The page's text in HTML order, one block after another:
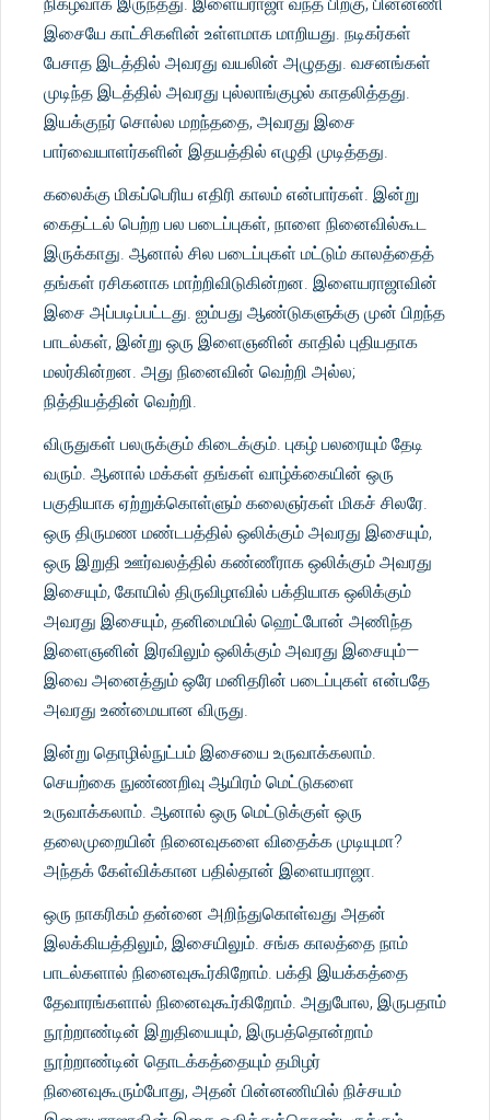
இசையே காட்சிகளின் உள்ளமாக மாறியது. நடிகர்கள்
பேசாத இடத்தில் அவரது வயலின் அழுதது. வசனங்கள்
முடிந்த இடத்தில் அவரது புல்லாங்குழல் காதலித்தது.
இயக்குநர் சொல்ல மறந்ததை, அவரது இசை
பார்வையாளர்களின் இதயத்தில் எழுதி முடித்தது.
கலைக்கு மிகப்பெரிய எதிரி காலம் என்பார்கள். இன்று
கைதட்டல் பெற்ற பல படைப்புகள், நாளை நினைவில்கூட
இருக்காது. ஆனால் சில படைப்புகள் மட்டும் காலத்தைத்
தங்கள் ரசிகனாக மாற்றிவிடுகின்றன. இளையராஜாவின்
இசை அப்படிப்பட்டது. ஐம்பது ஆண்டுகளுக்கு முன் பிறந்த
பாடல்கள், இன்று ஒரு இளைஞனின் காதில் புதியதாக
மலர்கின்றன. அது நினைவின் வெற்றி அல்ல;
நித்தியத்தின் வெற்றி.
விருதுகள் பலருக்கும் கிடைக்கும். புகழ் பலரையும் தேடி
வரும். ஆனால் மக்கள் தங்கள் வாழ்க்கையின் ஒரு
பகுதியாக ஏற்றுக்கொள்ளும் கலைஞர்கள் மிகச் சிலரே.
ஒரு திருமண மண்டபத்தில் ஒலிக்கும் அவரது இசையும்,
ஒரு இறுதி ஊர்வலத்தில் கண்ணீராக ஒலிக்கும் அவரது
இசையும், கோயில் திருவிழாவில் பக்தியாக ஒலிக்கும்
அவரது இசையும், தனிமையில் ஹெட்போன் அணிந்த
இளைஞனின் இரவிலும் ஒலிக்கும் அவரது இசையும்—
இவை அனைத்தும் ஒரே மனிதரின் படைப்புகள் என்பதே
அவரது உண்மையான விருது.
இன்று தொழில்நுட்பம் இசையை உருவாக்கலாம்.
செயற்கை நுண்ணறிவு ஆயிரம் மெட்டுகளை
உருவாக்கலாம். ஆனால் ஒரு மெட்டுக்குள் ஒரு
தலைமுறையின் நினைவுகளை விதைக்க முடியுமா?
அந்தக் கேள்விக்கான பதில்தான் இளையராஜா.
ஒரு நாகரிகம் தன்னை அறிந்துகொள்வது அதன்
இலக்கியத்திலும், இசையிலும். சங்க காலத்தை நாம்
பாடல்களால் நினைவுகூர்கிறோம். பக்தி இயக்கத்தை
தேவாரங்களால் நினைவுகூர்கிறோம். அதுபோல, இருபதாம்
நூற்றாண்டின் இறுதியையும், இருபத்தொன்றாம்
நூற்றாண்டின் தொடக்கத்தையும் தமிழர்
நினைவுகூரும்போது, அதன் பின்னணியில் நிச்சயம்